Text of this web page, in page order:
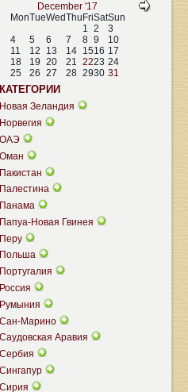
December '17
MonTueWedThu FriSatSun
1 2
3
4
5 6 7 8 9
10
11
12 13 14 1516 17
18
19 20 21 2223 24
25
26 27 28 2930 31
КАТЕГОРИИ
Новая Зеландия
Норвегия
ОАЭ
Оман
Пакистан
Палестина
Панама
Папуа-Новая Гвинея
Перу
Польша
Португалия
Россия
Румыния
Сан-Марино
Саудовская Аравия
Сербия
Сингапур
Сирия